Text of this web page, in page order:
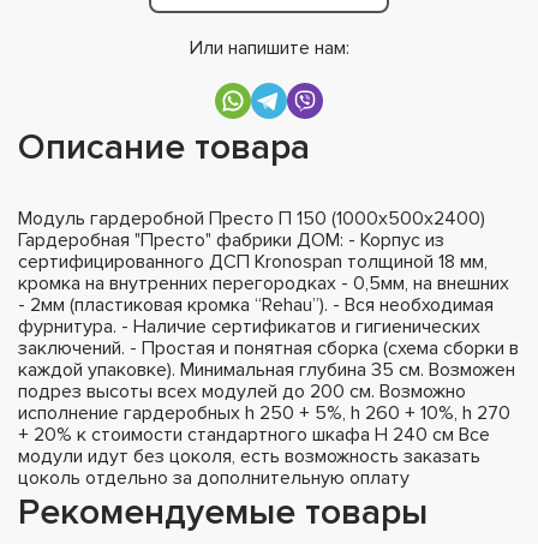
Или напишите нам:
Описание товара
Модуль гардеробной Престо П 150 (1000х500х2400)
Гардеробная "Престо" фабрики ДОМ: - Корпус из
сертифицированного ДСП Kronospan толщиной 18 мм,
кромка на внутренних перегородках - 0,5мм, на внешних
- 2мм (пластиковая кромка “Rehau”). - Вся необходимая
фурнитура. - Наличие сертификатов и гигиенических
заключений. - Простая и понятная сборка (схема сборки в
каждой упаковке). Минимальная глубина 35 см. Возможен
подрез высоты всех модулей до 200 см. Возможно
исполнение гардеробных h 250 + 5%, h 260 + 10%, h 270
+ 20% к стоимости стандартного шкафа H 240 см Все
модули идут без цоколя, есть возможность заказать
цоколь отдельно за дополнительную оплату
Рекомендуемые товары